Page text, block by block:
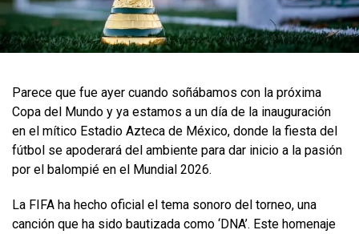
Parece que fue ayer cuando soñábamos con la próxima
Copa del Mundo y ya estamos a un día de la inauguración
en el mítico Estadio Azteca de México, donde la fiesta del
fútbol se apoderará del ambiente para dar inicio a la pasión
por el balompié en el Mundial 2026.
La FIFA ha hecho oficial el tema sonoro del torneo, una
canción que ha sido bautizada como ‘DNA’. Este homenaje